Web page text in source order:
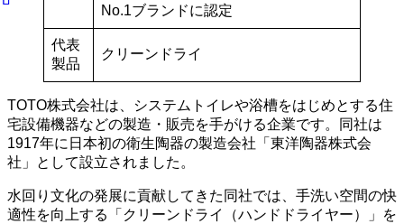
No.1ブランドに認定
代表
製品
クリーンドライ
TOTO株式会社は、システムトイレや浴槽をはじめとする住
宅設備機器などの製造・販売を手がける企業です。同社は
1917年に日本初の衛生陶器の製造会社「東洋陶器株式会
社」として設立されました。
水回り文化の発展に貢献してきた同社では、手洗い空間の快
適性を向上する「クリーンドライ（ハンドドライヤー）」を